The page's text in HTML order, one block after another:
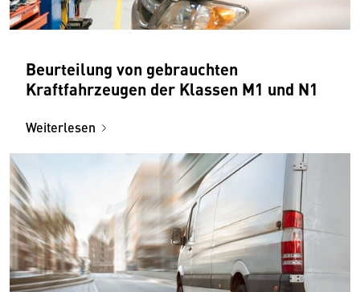
Beurteilung von gebrauchten
Kraftfahrzeugen der Klassen M1 und N1
Weiterlesen